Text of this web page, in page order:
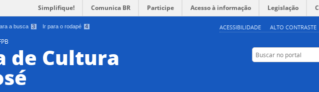
a busca 3 Ir para o rodapé 4 ACESSIBILIDADE ALTO CONTRASTE
Simplifique! Comunica BR Participe Acesso à informação Legislação
de Cultura Buscar no portal